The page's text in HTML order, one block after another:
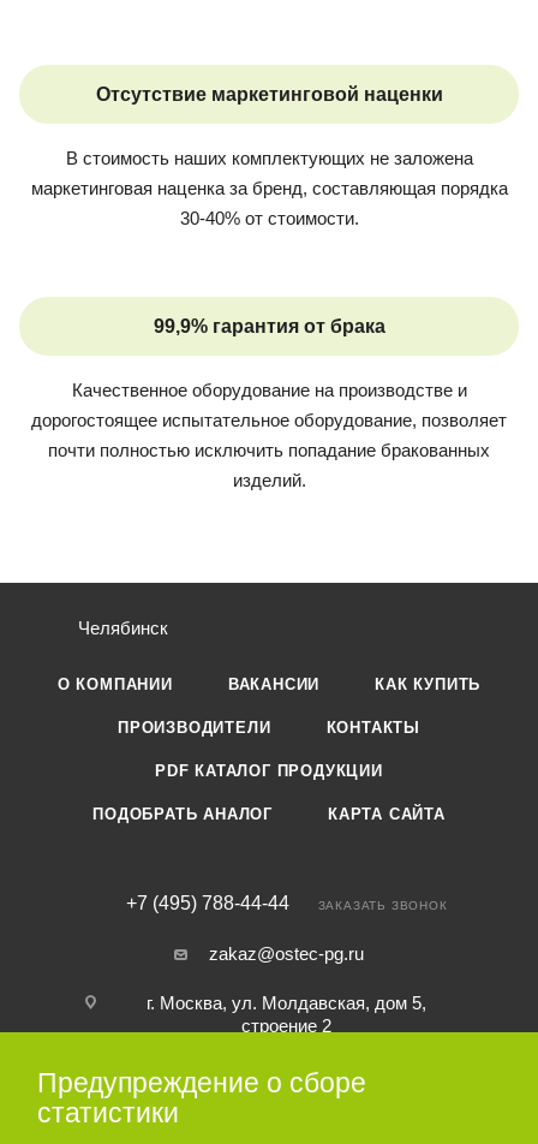
Отсутствие маркетинговой наценки
В стоимость наших комплектующих не заложена
маркетинговая наценка за бренд, составляющая порядка
30-40% от стоимости.
99,9% гарантия от брака
Качественное оборудование на производстве и
дорогостоящее испытательное оборудование, позволяет
почти полностью исключить попадание бракованных
изделий.
Челябинск
О КОМПАНИИ ВАКАНСИИ КАК КУПИТЬ
ПРОИЗВОДИТЕЛИ КОНТАКТЫ
PDF КАТАЛОГ ПРОДУКЦИИ
ПОДОБРАТЬ АНАЛОГ КАРТА САЙТА
+7 (495) 788-44-44 ЗАКАЗАТЬ ЗВОНОК
zakaz@ostec-pg.ru
г. Москва, ул. Молдавская, дом 5,
строение 2
ПОДПИСАТЬСЯ НА РАССЫЛКУ
Предупреждение о сборе
статистики